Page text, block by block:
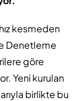
kesmeden
Denetleme
göre
Yeni kurulan
birlikte bu